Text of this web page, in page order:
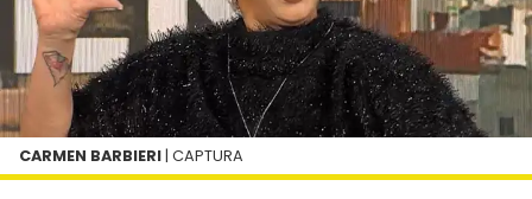
CARMEN BARBIERI | CAPTURA